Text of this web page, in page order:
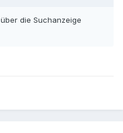
die Suchanzeige